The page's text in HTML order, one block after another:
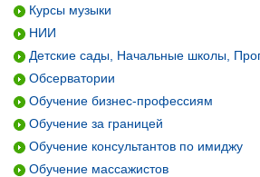
Курсы музыки
НИИ
Детские сады, Начальные школы,
Обсерватории
Обучение бизнес-профессиям
Обучение за границей
Обучение консультантов по имиджу
Обучение массажистов